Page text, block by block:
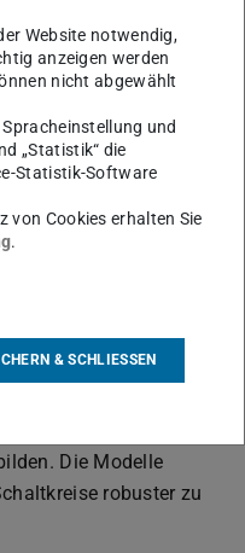
Proteine nach
profitiert die
aus
Mikro- und
und
und den
Lernens.
CompuGene und
ERC Consolidator
des Zentrums beitragen.
problematische
Die Modelle
robuster zu
Website notwendig,
anzeigen werden
nicht abgewählt
und
„Statistik“ die
Statistik-Software
von Cookies erhalten Sie
.
& SCHLIESSEN